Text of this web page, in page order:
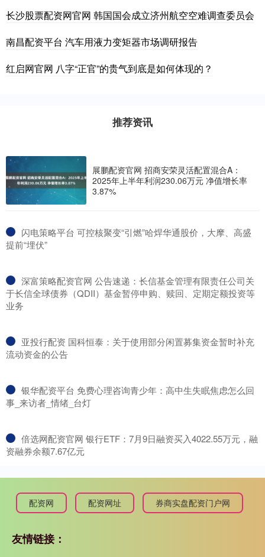
长沙股票配资网官网 韩国国会成立济州航空空难调查委员会
南昌配资平台 汽车用液力变矩器市场调研报告
红启网官网 八字“正官”的贵气到底是如何体现的？
推荐资讯
展鹏配资官网 招商安荣灵活配置混合A：
2025年上半年利润230.06万元 净值增长率
3.87%
​闪电策略平台 可控核聚变“引燃”哈焊华通股价，大摩、高盛
提前“埋伏”
​深富策略配资官网 公告速递：长信基金管理有限责任公司关
于长信全球债券（QDII）基金暂停申购、赎回、定期定额投资等
业务
​亚投行配资 国科恒泰：关于使用部分闲置募集资金暂时补充
流动资金的公告
​银华配资平台 免费心理咨询青少年：高中生失眠焦虑怎么回
事_来访者_情绪_台灯
​倍选网配资官网 银行ETF：7月9日融资买入4022.55万元，融
资融券余额7.67亿元
配资网 配资网址 券商实盘配资门户网
友情链接：